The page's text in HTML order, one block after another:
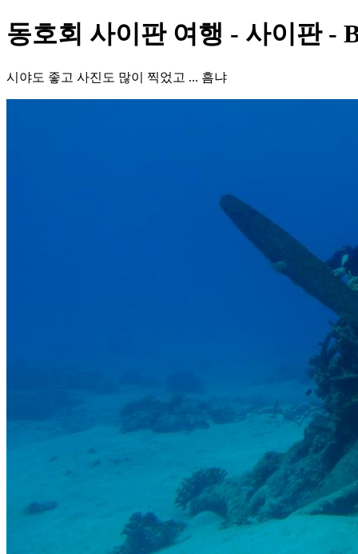
동호회 사이판 여행 - 사이판 -
시야도 좋고 사진도 많이 찍었고 ... 흠냐